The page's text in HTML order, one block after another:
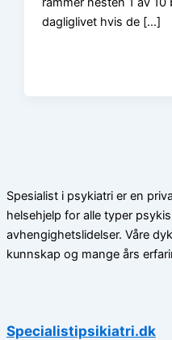
dagliglivet hvis de […]
Spesialist i psykiatri er en
helsehjelp for alle typer
avhengighetslidelser. Våre
kunnskap og mange års
Specialistipsikiatri.dk